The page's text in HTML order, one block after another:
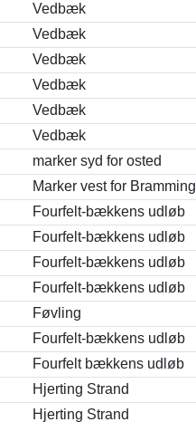
Vedbæk
Vedbæk
Vedbæk
Vedbæk
Vedbæk
Vedbæk
marker syd for osted
Marker vest for Bramming
Fourfelt-bækkens udløb
Fourfelt-bækkens udløb
Fourfelt-bækkens udløb
Fourfelt-bækkens udløb
Føvling
Fourfelt-bækkens udløb
Fourfelt bækkens udløb
Hjerting Strand
Hjerting Strand